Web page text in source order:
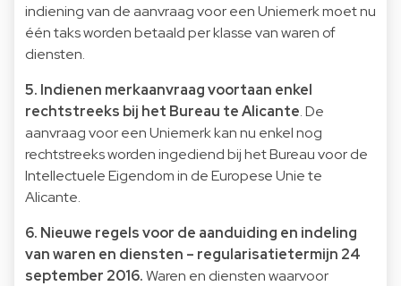
indiening van de aanvraag voor een Uniemerk moet nu
één taks worden betaald per klasse van waren of
diensten.
5. Indienen merkaanvraag voortaan enkel
rechtstreeks bij het Bureau te Alicante. De
aanvraag voor een Uniemerk kan nu enkel nog
rechtstreeks worden ingediend bij het Bureau voor de
Intellectuele Eigendom in de Europese Unie te
Alicante.
6. Nieuwe regels voor de aanduiding en indeling
van waren en diensten – regularisatietermijn 24
september 2016.Waren en diensten waarvoor